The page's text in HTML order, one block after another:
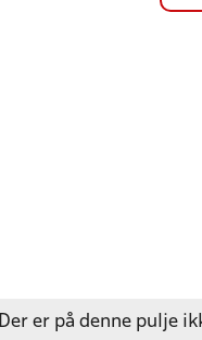
Der er på denne pulje